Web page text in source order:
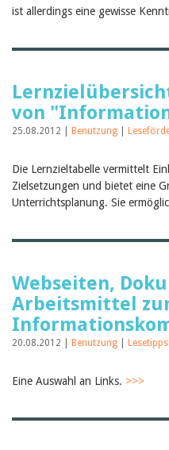
ist allerdings eine gewisse
von
25.08.2012 | Benutzung
Die Lernzieltabelle vermittelt
Zielsetzungen und bietet eine
Unterrichtsplanung. Sie
Webseiten,
Arbeitsmittel
20.08.2012 | Benutzung Lesetipps
Eine Auswahl an Links. >>>